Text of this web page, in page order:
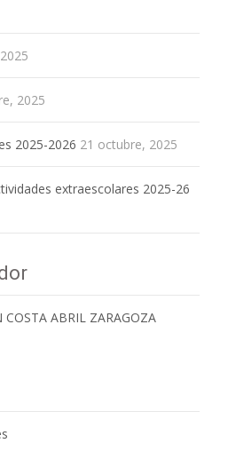
2025
2025-2026 21 octubre, 2025
extraescolares 2025-26
ABRIL ZARAGOZA